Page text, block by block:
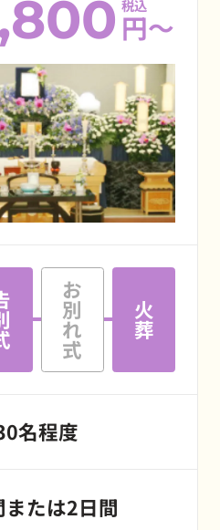
円～
税込
お
別
れ
式
火
葬
名程度
または2日間